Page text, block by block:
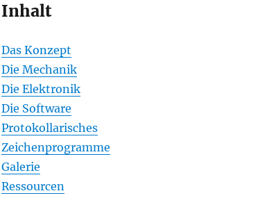
Inhalt
Das Konzept
Die Mechanik
Die Elektronik
Die Software
Protokollarisches
Zeichenprogramme
Galerie
Ressourcen